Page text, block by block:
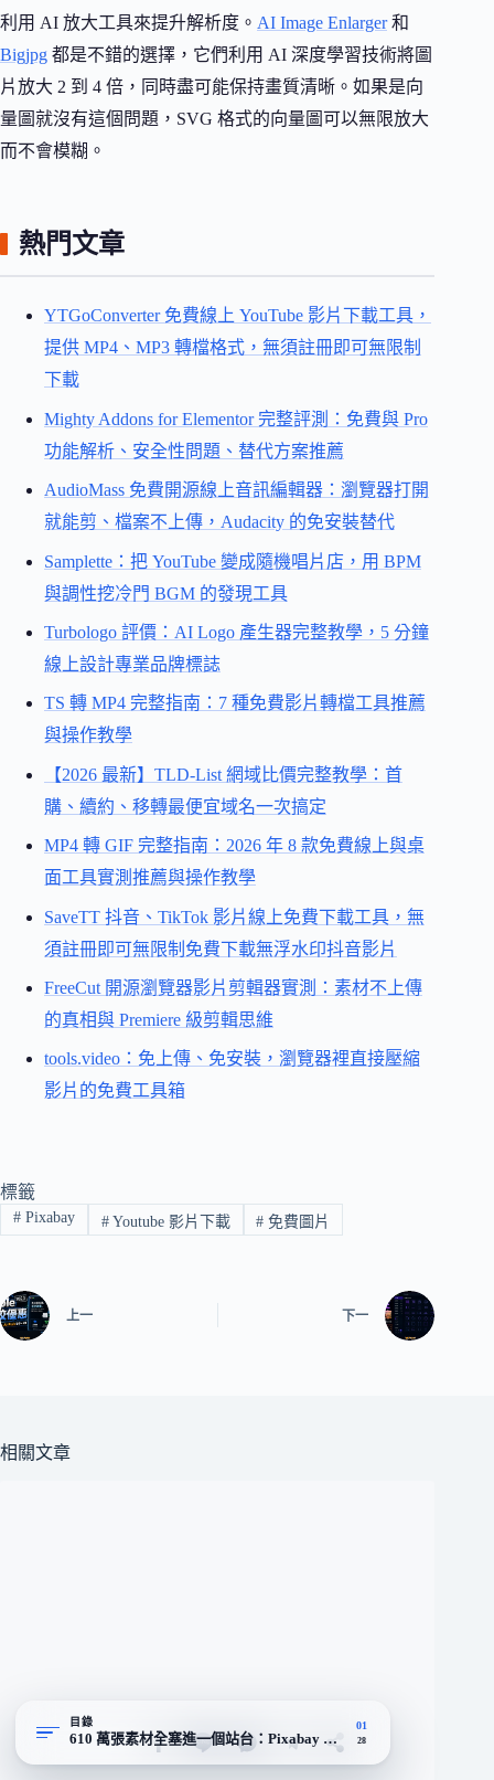
利用 AI 放大工具來提升解析度。 AI Image Enlarger和
Bigjpg 都是不錯的選擇，它們利用 AI 深度學習技術將圖
片放大 2 到 4 倍，同時盡可能保持畫質清晰。如果是向
量圖就沒有這個問題，SVG 格式的向量圖可以無限放大
而不會模糊。
熱門文章
YTGoConverter 免費線上 YouTube 影片下載工具，
提供 MP4、MP3 轉檔格式，無須註冊即可無限制
下載
Mighty Addons for Elementor 完整評測：免費與 Pro
功能解析、安全性問題、替代方案推薦
AudioMass 免費開源線上音訊編輯器：瀏覽器打開
就能剪、檔案不上傳，Audacity 的免安裝替代
Samplette：把 YouTube 變成隨機唱片店，用 BPM
與調性挖冷門 BGM 的發現工具
Turbologo 評價：AI Logo 產生器完整教學，5 分鐘
線上設計專業品牌標誌
TS 轉 MP4 完整指南：7 種免費影片轉檔工具推薦
與操作教學
【2026 最新】TLD-List 網域比價完整教學：首
購、續約、移轉最便宜域名一次搞定
MP4 轉 GIF 完整指南：2026 年 8 款免費線上與桌
面工具實測推薦與操作教學
SaveTT 抖音、TikTok 影片線上免費下載工具，無
須註冊即可無限制免費下載無浮水印抖音影片
FreeCut 開源瀏覽器影片剪輯器實測：素材不上傳
的真相與 Premiere 級剪輯思維
tools.video：免上傳、免安裝，瀏覽器裡直接壓縮
影片的免費工具箱
標籤
#Pixabay #Youtube 影片下載 # 免費圖片
上一 下一
相關文章
目錄
610 萬張素材全塞進一個站台：Pixabay 拚的是類型齊全，不是攝
01
28